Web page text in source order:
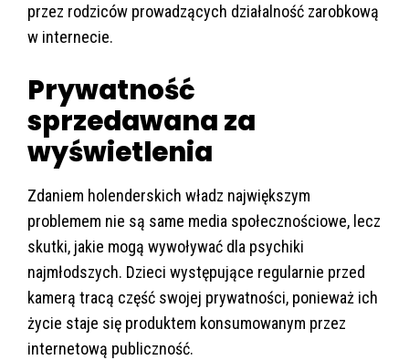
przez rodziców prowadzących działalność zarobkową
w internecie.
Prywatność
sprzedawana za
wyświetlenia
Zdaniem holenderskich władz największym
problemem nie są same media społecznościowe, lecz
skutki, jakie mogą wywoływać dla psychiki
najmłodszych. Dzieci występujące regularnie przed
kamerą tracą część swojej prywatności, ponieważ ich
życie staje się produktem konsumowanym przez
internetową publiczność.